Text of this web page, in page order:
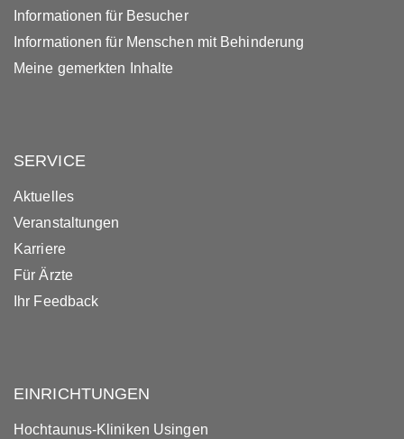
Informationen für Besucher
Informationen für Menschen mit Behinderung
Meine gemerkten Inhalte
SERVICE
Aktuelles
Veranstaltungen
Karriere
Für Ärzte
Ihr Feedback
EINRICHTUNGEN
Hochtaunus-Kliniken Usingen